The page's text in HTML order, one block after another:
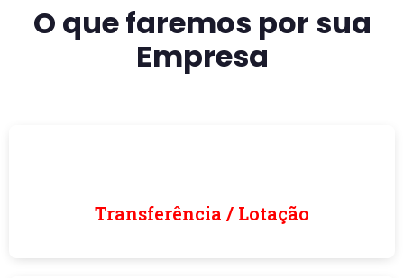
O que faremos por sua
Empresa
Transferência / Lotação